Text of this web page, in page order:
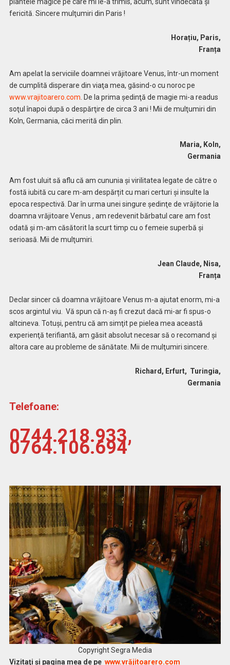
fericită. Sincere mulţumiri din Paris !
Horațiu, Paris,
Franța
Am apelat la serviciile doamnei vrăjitoare Venus, într-un moment
de cumplită disperare din viaţa mea, găsind-o cu noroc pe
www.vrajitoarero.com . De la prima şedinţă de magie mi-a readus
soţul înapoi după o despărţire de circa 3 ani ! Mii de mulţumiri din
Koln, Germania, căci merită din plin.
Maria, Koln,
Germania
Am fost uluit să aflu că am cununia şi virilitatea legate de către o
fostă iubită cu care m-am despărțit cu mari certuri și insulte la
epoca respectivă. Dar în urma unei singure şedinţe de vrăjitorie la
doamna vrăjitoare Venus , am redevenit bărbatul care am fost
odată şi m-am căsătorit la scurt timp cu o femeie superbă și
serioasă. Mii de mulţumiri.
Jean Claude, Nisa,
Franța
Declar sincer că doamna vrăjitoare Venus m-a ajutat enorm, mi-a
scos argintul viu. Vă spun că n-aş fi crezut dacă mi-ar fi spus-o
altcineva. Totuşi, pentru că am simţit pe pielea mea această
experienţă terifiantă, am găsit absolut necesar să o recomand şi
altora care au probleme de sănătate. Mii de mulţumiri sincere.
Richard, Erfurt, Turingia,
Germania
Telefoane:
0744.218.933,
0764.106.694
Copyright Segra Media
Vizitaţi şi pagina mea de pe www.vrăjitoarero.com